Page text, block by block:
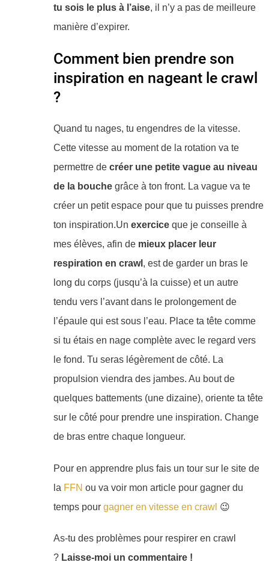
tu sois le plus à l’aise, il n’y a pas de meilleure
manière d’expirer.
Comment bien prendre son
inspiration en nageant le crawl
?
​Quand tu nages, tu engendres de la vitesse.
Cette vitesse au moment de la rotation va te
permettre de créer une petite vague au niveau
de la bouchegrâce à ton front. La vague va te
créer un petit espace pour que tu puisses prendre
ton inspiration.Un exerciceque je conseille à
mes élèves, afin de mieux placer leur
respiration en crawl , est de garder un bras le
long du corps (jusqu’à la cuisse) et un autre
tendu vers l’avant dans le prolongement de
l’épaule qui est sous l’eau. Place ta tête comme
si tu étais en nage complète avec le regard vers
le fond. Tu seras légèrement de côté. La
propulsion viendra des jambes. Au bout de
quelques battements (une dizaine), oriente ta tête
sur le côté pour prendre une inspiration. Change
de bras entre chaque longueur.
Pour en apprendre plus fais un tour sur le site de
la FFN ou va voir mon article pour gagner du
temps pour gagner en vitesse en crawl 😉
As-tu des problèmes pour respirer en crawl
? Laisse-moi un commentaire !